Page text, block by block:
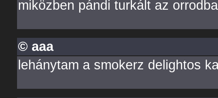
miközben pándi turkált az
© aaa
lehánytam a smokerz delightos